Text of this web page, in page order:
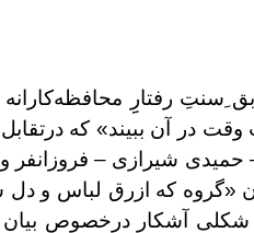
ِسنتِ رفتارِِ
در آن ببیند» که
شیرازی – فروزانفر
که ازرق لباس و دل
به شکلی آشکار درخصوص